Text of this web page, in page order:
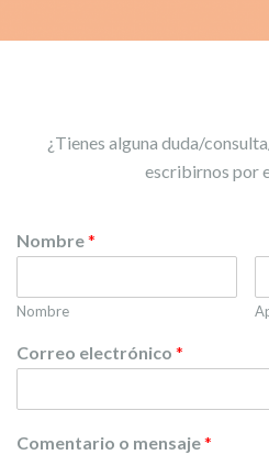
¿Tienes alguna duda/
escribirnos por
Nombre*
Nombre
Correo electrónico *
Comentario o mensaje*